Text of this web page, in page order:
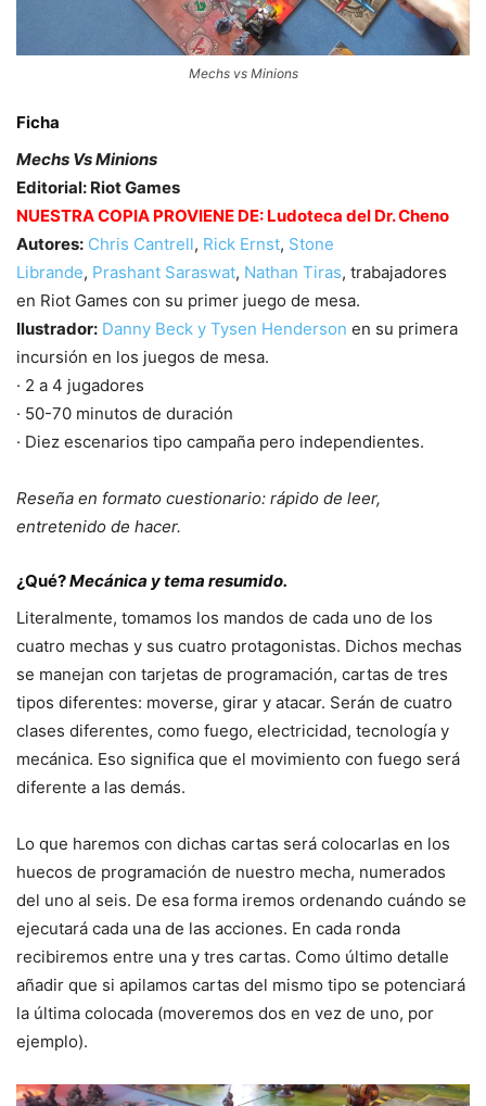
Mechs vs Minions
Ficha
Mechs Vs Minions
Editorial: Riot Games
NUESTRA COPIA PROVIENE DE: Ludoteca del Dr. Cheno
Autores: Chris Cantrell, Rick Ernst, Stone
Librande, Prashant Saraswat, Nathan Tiras, trabajadores
en Riot Games con su primer juego de mesa.
Ilustrador: Danny Beck y Tysen Henderson en su primera
incursión en los juegos de mesa.
· 2 a 4 jugadores
· 50-70 minutos de duración
· Diez escenarios tipo campaña pero independientes.
Reseña en formato cuestionario: rápido de leer,
entretenido de hacer.
¿Qué?Mecánica y tema resumido.
Literalmente, tomamos los mandos de cada uno de los
cuatro mechas y sus cuatro protagonistas. Dichos mechas
se manejan con tarjetas de programación, cartas de tres
tipos diferentes: moverse, girar y atacar. Serán de cuatro
clases diferentes, como fuego, electricidad, tecnología y
mecánica. Eso significa que el movimiento con fuego será
diferente a las demás.
Lo que haremos con dichas cartas será colocarlas en los
huecos de programación de nuestro mecha, numerados
del uno al seis. De esa forma iremos ordenando cuándo se
ejecutará cada una de las acciones. En cada ronda
recibiremos entre una y tres cartas. Como último detalle
añadir que si apilamos cartas del mismo tipo se potenciará
la última colocada (moveremos dos en vez de uno, por
ejemplo).